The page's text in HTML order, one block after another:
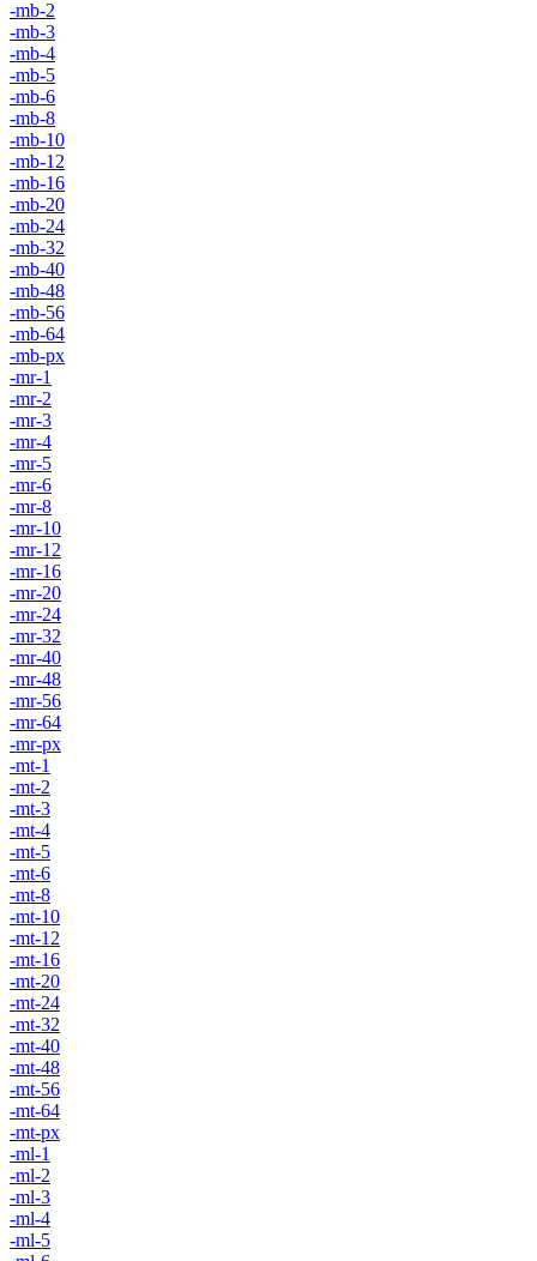
-mb-2
-mb-3
-mb-4
-mb-5
-mb-6
-mb-8
-mb-10
-mb-12
-mb-16
-mb-20
-mb-24
-mb-32
-mb-40
-mb-48
-mb-56
-mb-64
-mb-px
-mr-1
-mr-2
-mr-3
-mr-4
-mr-5
-mr-6
-mr-8
-mr-10
-mr-12
-mr-16
-mr-20
-mr-24
-mr-32
-mr-40
-mr-48
-mr-56
-mr-64
-mr-px
-mt-1
-mt-2
-mt-3
-mt-4
-mt-5
-mt-6
-mt-8
-mt-10
-mt-12
-mt-16
-mt-20
-mt-24
-mt-32
-mt-40
-mt-48
-mt-56
-mt-64
-mt-px
-ml-1
-ml-2
-ml-3
-ml-4
-ml-5